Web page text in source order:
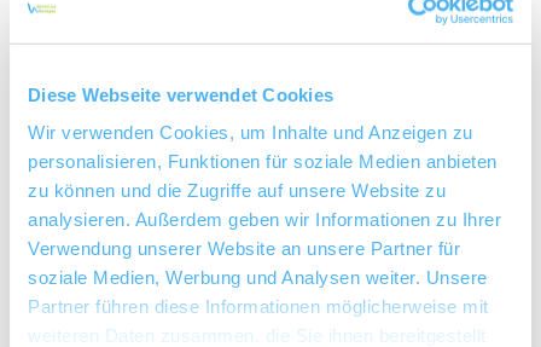
Diese Webseite verwendet Cookies
Wir verwenden Cookies, um Inhalte und Anzeigen zu
personalisieren, Funktionen für soziale Medien anbieten
zu können und die Zugriffe auf unsere Website zu
analysieren. Außerdem geben wir Informationen zu Ihrer
Verwendung unserer Website an unsere Partner für
soziale Medien, Werbung und Analysen weiter. Unsere
Partner führen diese Informationen möglicherweise mit
weiteren Daten zusammen, die Sie ihnen bereitgestellt